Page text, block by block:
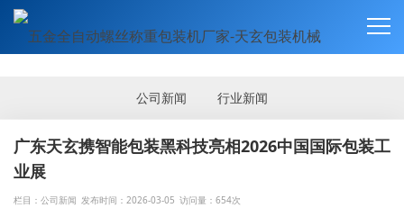
新闻资讯
NEWS
公司新闻 行业新闻
广东天玄携智能包装黑科技亮相2026中国国际包装工
业展
栏目：公司新闻 发布时间：2026-03-05 访问量：654次